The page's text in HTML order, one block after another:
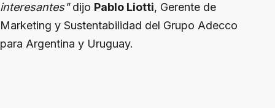
interesantes"dijo Pablo Liotti, Gerente de
Marketing y Sustentabilidad del Grupo Adecco
para Argentina y Uruguay.